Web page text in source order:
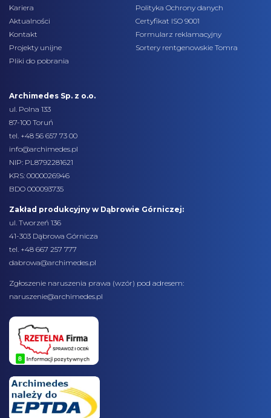
Kariera
Aktualności
Kontakt
Projekty unijne
Pliki do pobrania
Polityka Ochrony danych
Certyfikat ISO 9001
Formularz reklamacyjny
Sortery rentgenowskie Tomra
Archimedes Sp. z o.o.
ul. Polna 133
87-100 Toruń
tel. +48 56 657 73 00
info@archimedes.pl
NIP: PL8792281621
KRS: 0000026946
BDO 000093735
Zakład produkcyjny w Dąbrowie Górniczej:
ul. Tworzeń 136
41-303 Dąbrowa Górnicza
tel. +48 667 257 777
dabrowa@archimedes.pl
Zgłoszenie naruszenia prawa (wzór) pod adresem:
naruszenie@archimedes.pl